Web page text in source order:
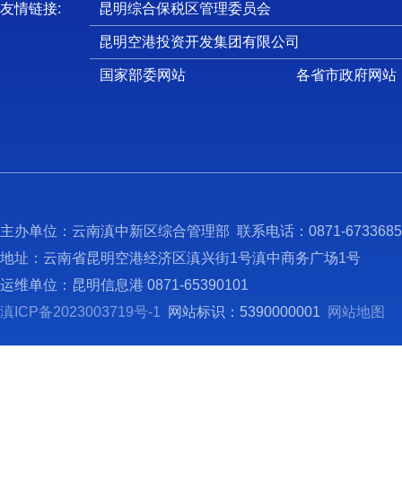
友情链接: 昆明综合保税区管理委员会
昆明空港投资开发集团有限公司
国家部委网站 各省市政府网站
主办单位：云南滇中新区综合管理部 联系电话：0871-
地址：云南省昆明空港经济区滇兴街1号滇中商务广场1号
运维单位：昆明信息港 0871-65390101
滇ICP备2023003719号-1
网站标识：5390000001 网站地图